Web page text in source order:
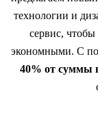
технологии и
сервис,
экономными. С
40% от суммы